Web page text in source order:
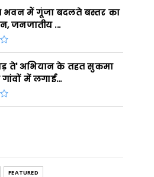
भवन में गूंजा बदलते बस्तर का
जनजातीय ...
ते' अभियान के तहत सुकमा
में लगाई...
FEATURED